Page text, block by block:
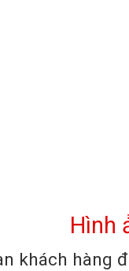
Hình
khách hàng